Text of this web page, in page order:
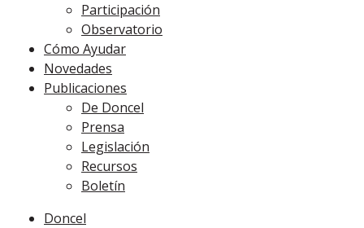
Participación
Observatorio
Cómo Ayudar
Novedades
Publicaciones
De Doncel
Prensa
Legislación
Recursos
Boletín
Doncel